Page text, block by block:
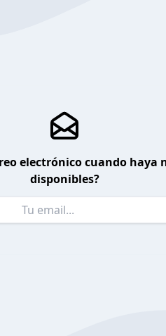
electrónico cuando haya
disponibles?